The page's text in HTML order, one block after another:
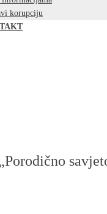
korupciju